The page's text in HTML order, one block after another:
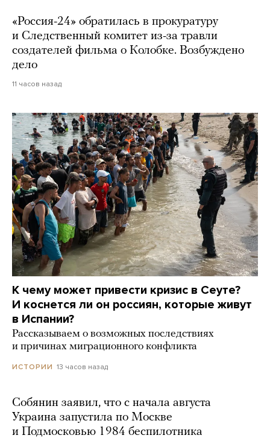
«Россия-24» обратилась в прокуратуру
и Следственный комитет из-за травли
создателей фильма о Колобке. Возбуждено
дело
11 часов назад
К чему может привести кризис в Сеуте?
И коснется ли он россиян, которые живут
в Испании?
Рассказываем о возможных последствиях
и причинах миграционного конфликта
ИСТОРИИ 13 часов назад
Собянин заявил, что с начала августа
Украина запустила по Москве
и Подмосковью 1984 беспилотника